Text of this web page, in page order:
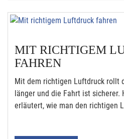
MIT RICHTIGEM
FAHREN
Mit dem richtigen Luftdruck rollt
länger und die Fahrt ist sicherer.
erläutert, wie man den richtigen